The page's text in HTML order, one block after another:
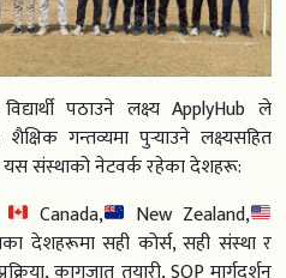
पठाउने लक्ष्य ApplyHub ले
शैक्षिक गन्तव्यमा पुर्‍याउने लक्ष्यसहित
यस संस्थाको नेटवर्क रहेका देशहरू:
Canada,
New Zealand,
देशहरूमा सही कोर्स, सही संस्था र